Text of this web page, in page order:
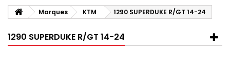
Marques KTM 1290 SUPERDUKE R/GT 14-24
1290 SUPERDUKE R/GT 14-24